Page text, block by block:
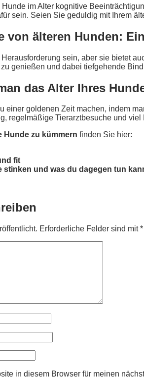
im Alter kognitive
sein. Seien Sie geduldig mit Ihrem
von älteren Hunden:
sein, aber sie bietet
genießen und dabei tiefgehende
das Alter Ihres
einer goldenen Zeit machen, indem
regelmäßige Tierarztbesuche und
Hunde zu kümmern finden Sie hier:
fit
stinken und was du dagegen tun
Erforderliche Felder sind mit*
in diesem Browser für meinen